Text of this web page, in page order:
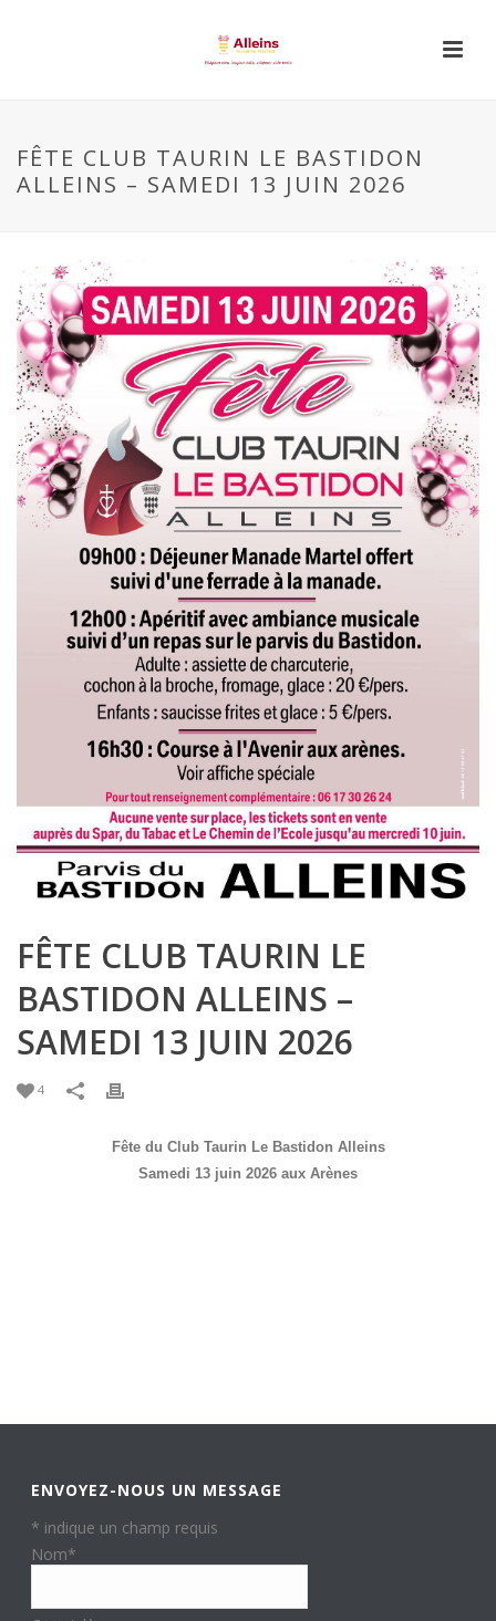
FÊTE CLUB TAURIN LE BASTIDON
ALLEINS – SAMEDI 13 JUIN 2026
FÊTE CLUB TAURIN LE
BASTIDON ALLEINS –
SAMEDI 13 JUIN 2026
4
Fête du Club Taurin Le Bastidon Alleins
Samedi 13 juin 2026 aux Arènes
ENVOYEZ-NOUS UN MESSAGE
* indique un champ requis
Nom*